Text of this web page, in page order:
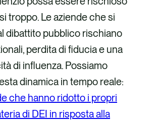
troppo. Le aziende che si
dibattito pubblico rischiano
perdita di fiducia e una
di influenza. Possiamo
dinamica in tempo reale:
che hanno ridotto i propri
di DEI in risposta alla